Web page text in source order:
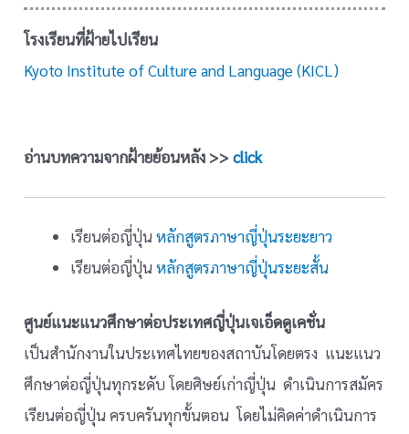
โรงเรียนที่ฝ้ายไปเรียน
Kyoto Institute of Culture and Language (KICL)
อ่านบทความจากฝ้ายย้อนหลัง >>click
เรียนต่อญี่ปุ่นหลักสูตรภาษาญี่ปุ่นระยะยาว
เรียนต่อญี่ปุ่นหลักสูตรภาษาญี่ปุ่นระยะสั้น
ศูนย์แนะแนวศึกษาต่อประเทศญี่ปุ่นเจเอ็ดดูเคชั่น
เป็นสำนักงานในประเทศไทยของสถาบันโดยตรง แนะแนว
ศึกษาต่อญี่ปุ่นทุกระดับ โดยศิษย์เก่าญี่ปุ่น ดำเนินการสมัคร
เรียนต่อญี่ปุ่น ครบครันทุกขั้นตอน โดยไม่คิดค่าดำเนินการ